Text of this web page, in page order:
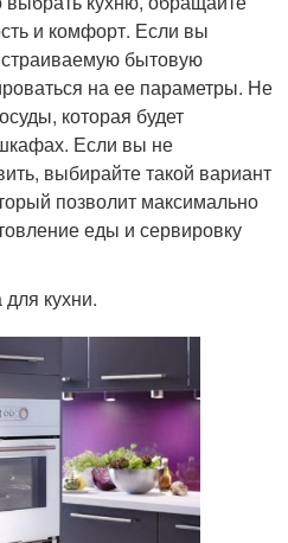
и комфорт. Если вы
бытовую
на ее параметры. Не
которая будет
Если вы не
выбирайте такой вариант
позволит максимально
еды и сервировку
кухни.